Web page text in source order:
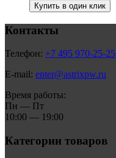
Купить в один клик
Контакты
Телефон: +7 495 970-25-25
E-mail: enter@astrixpw.ru
Время работы:
Пн — Пт
10:00 — 19:00
Категории товаров